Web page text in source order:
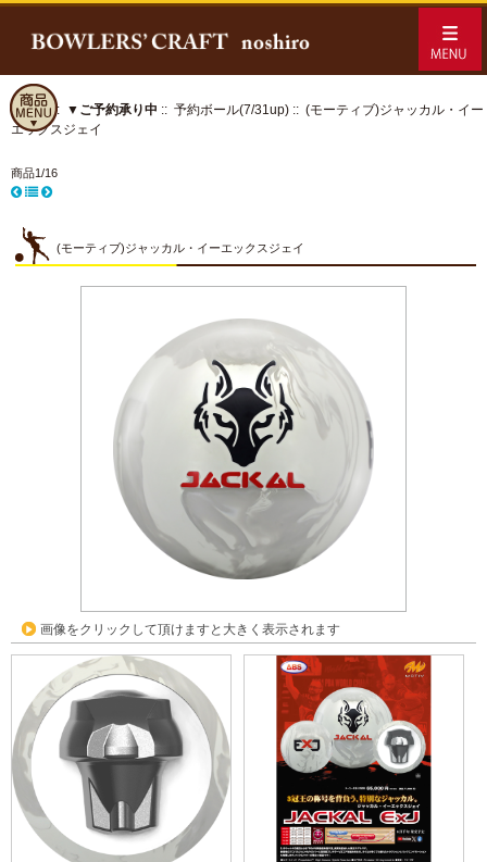
ホーム:: ▼ご予約承り中 :: 予約ボール(7/31up) :: (モーティブ)ジャッカル・イー
エックスジェイ
商品1/16
(モーティブ)ジャッカル・イーエックスジェイ
画像をクリックして頂けますと大きく表示されます